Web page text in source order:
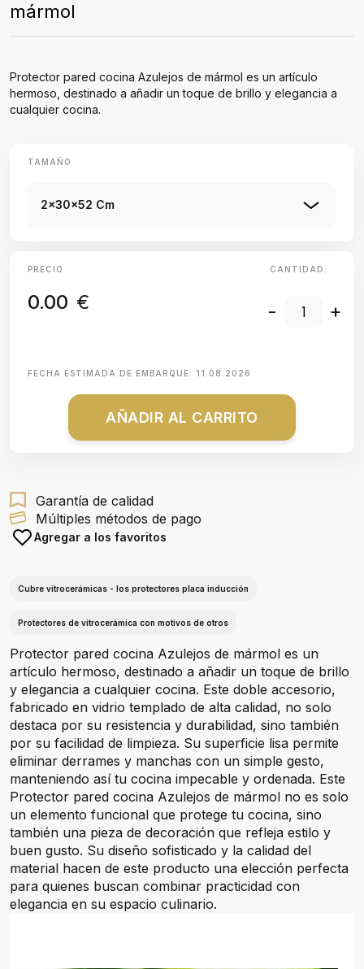
mármol
Protector pared cocina Azulejos de mármol es un artículo
hermoso, destinado a añadir un toque de brillo y elegancia a
cualquier cocina.
TAMAÑO
2x30x52 Cm
PRECIO
0.00 €
CANTIDAD:
- +
FECHA ESTIMADA DE EMBARQUE: 11.08.2026
AÑADIR AL CARRITO
Garantía de calidad
Múltiples métodos de pago
Agregar a los favoritos
Cubre vitrocerámicas - los protectores placa inducción
Protectores de vitrocerámica con motivos de otros
Protector pared cocina Azulejos de mármol es un
artículo hermoso, destinado a añadir un toque de brillo
y elegancia a cualquier cocina. Este doble accesorio,
fabricado en vidrio templado de alta calidad, no solo
destaca por su resistencia y durabilidad, sino también
por su facilidad de limpieza. Su superficie lisa permite
eliminar derrames y manchas con un simple gesto,
manteniendo así tu cocina impecable y ordenada. Este
Protector pared cocina Azulejos de mármol no es solo
un elemento funcional que protege tu cocina, sino
también una pieza de decoración que refleja estilo y
buen gusto. Su diseño sofisticado y la calidad del
material hacen de este producto una elección perfecta
para quienes buscan combinar practicidad con
elegancia en su espacio culinario.